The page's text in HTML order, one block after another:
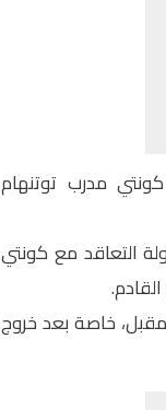
مدرب توتنهام
التعاقد مع كونتي
خاصة بعد خروج